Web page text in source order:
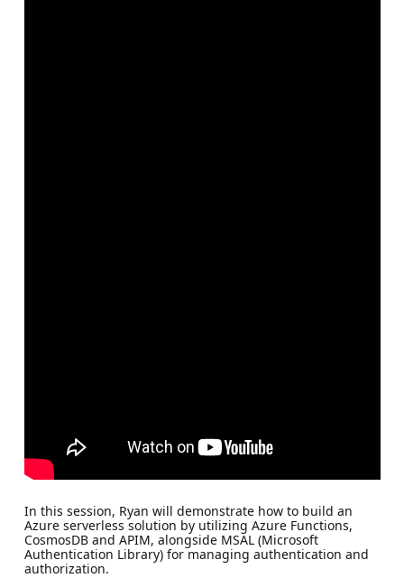
In this session, Ryan will demonstrate how to build an
Azure serverless solution by utilizing Azure Functions,
CosmosDB and APIM, alongside MSAL (Microsoft
Authentication Library) for managing authentication and
authorization.